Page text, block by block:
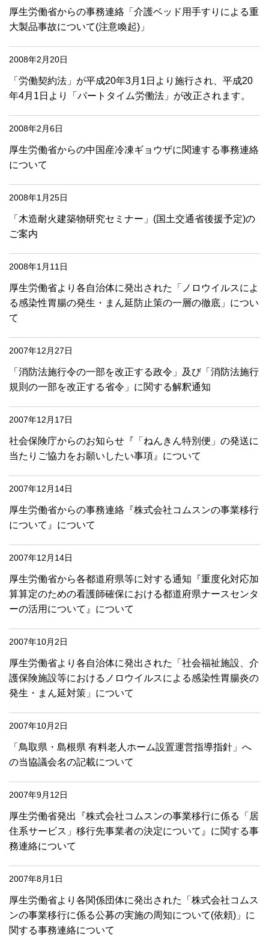
厚生労働省からの事務連絡「介護ベッド用手すりによる重
大製品事故について(注意喚起)」
2008年2月20日
「労働契約法」が平成20年3月1日より施行され、平成20
年4月1日より「パートタイム労働法」が改正されます。
2008年2月6日
厚生労働省からの中国産冷凍ギョウザに関連する事務連絡
について
2008年1月25日
「木造耐火建築物研究セミナー」(国土交通省後援予定)の
ご案内
2008年1月11日
厚生労働省より各自治体に発出された「ノロウイルスによ
る感染性胃腸の発生・まん延防止策の一層の徹底」につい
て
2007年12月27日
「消防法施行令の一部を改正する政令」及び「消防法施行
規則の一部を改正する省令」に関する解釈通知
2007年12月17日
社会保険庁からのお知らせ『「ねんきん特別便」の発送に
当たりご協力をお願いしたい事項』について
2007年12月14日
厚生労働省からの事務連絡『株式会社コムスンの事業移行
について』について
2007年12月14日
厚生労働省から各都道府県等に対する通知『重度化対応加
算算定のための看護師確保における都道府県ナースセンタ
ーの活用について』について
2007年10月2日
厚生労働省より各自治体に発出された「社会福祉施設、介
護保険施設等におけるノロウイルスによる感染性胃腸炎の
発生・まん延対策」について
2007年10月2日
「鳥取県・島根県 有料老人ホーム設置運営指導指針」へ
の当協議会名の記載について
2007年9月12日
厚生労働省発出『株式会社コムスンの事業移行に係る「居
住系サービス」移行先事業者の決定について』に関する事
務連絡について
2007年8月1日
厚生労働省より各関係団体に発出された「株式会社コムス
ンの事業移行に係る公募の実施の周知について(依頼)」に
関する事務連絡について